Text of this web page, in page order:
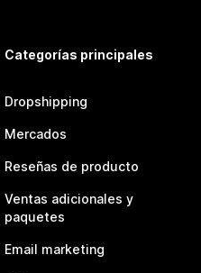
Categorías principales
Dropshipping
Mercados
Reseñas de producto
Ventas adicionales y
paquetes
Email marketing